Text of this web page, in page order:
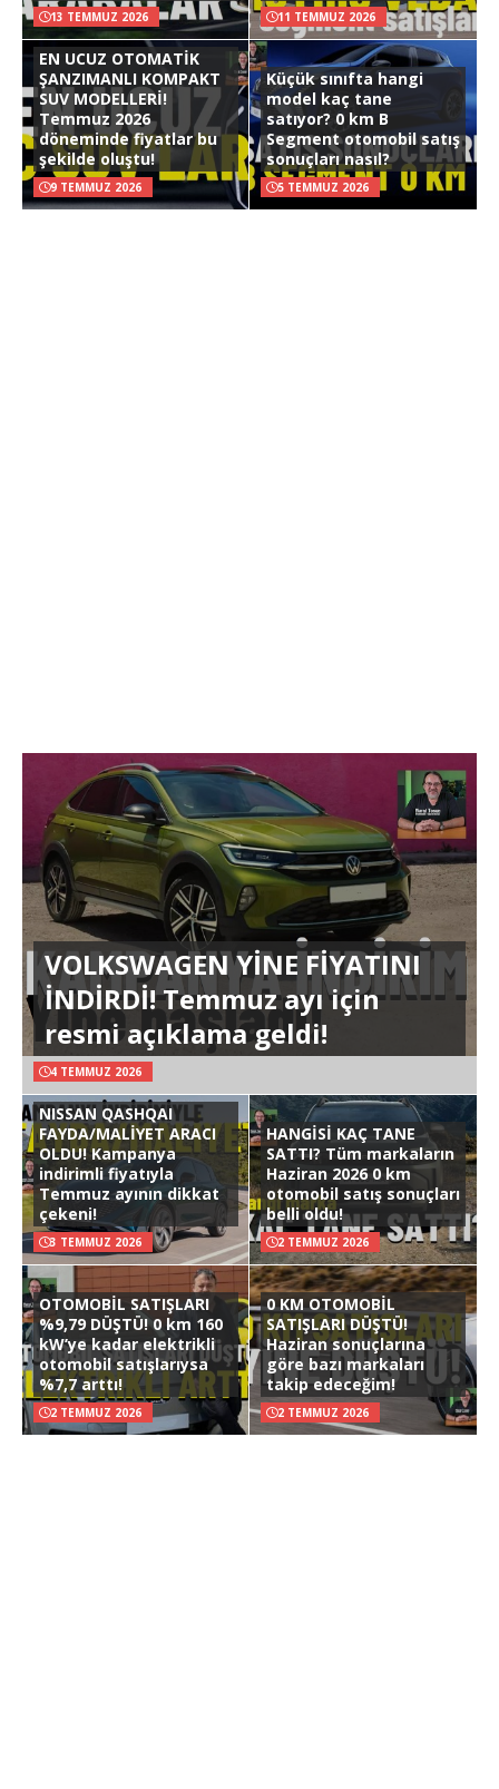
13 TEMMUZ 2026 11 TEMMUZ 2026
EN UCUZ OTOMATİK
ŞANZIMANLI KOMPAKT
SUV MODELLERİ!
Temmuz 2026
döneminde fiyatlar bu
şekilde oluştu!
9 TEMMUZ 2026
Küçük sınıfta hangi
model kaç tane
satıyor? 0 km B
Segment otomobil satış
sonuçları nasıl?
5 TEMMUZ 2026
VOLKSWAGEN YİNE FİYATINI
İNDİRDİ! Temmuz ayı için
resmi açıklama geldi!
4 TEMMUZ 2026
NISSAN QASHQAI
FAYDA/MALİYET ARACI
OLDU! Kampanya
indirimli fiyatıyla
Temmuz ayının dikkat
çekeni!
3 TEMMUZ 2026
HANGİSİ KAÇ TANE
SATTI? Tüm markaların
Haziran 2026 0 km
otomobil satış sonuçları
belli oldu!
2 TEMMUZ 2026
OTOMOBİL SATIŞLARI
%9,79 DÜŞTÜ! 0 km 160
kW’ye kadar elektrikli
otomobil satışlarıysa
%7,7 arttı!
2 TEMMUZ 2026
0 KM OTOMOBİL
SATIŞLARI DÜŞTÜ!
Haziran sonuçlarına
göre bazı markaları
takip edeceğim!
2 TEMMUZ 2026